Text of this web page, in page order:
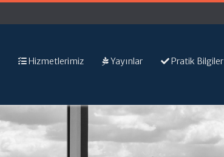
Hizmetlerimiz Yayınlar Pratik Bilgiler